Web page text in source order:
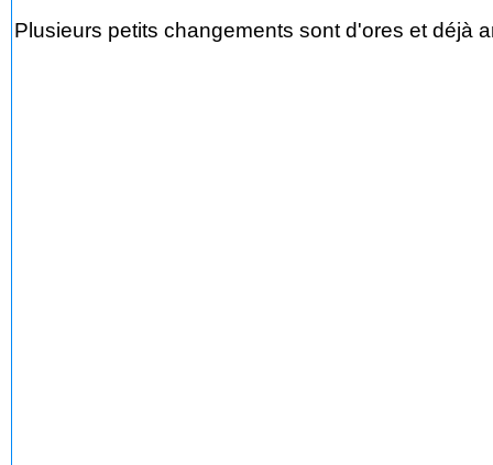
Plusieurs petits changements sont d'ores et déjà